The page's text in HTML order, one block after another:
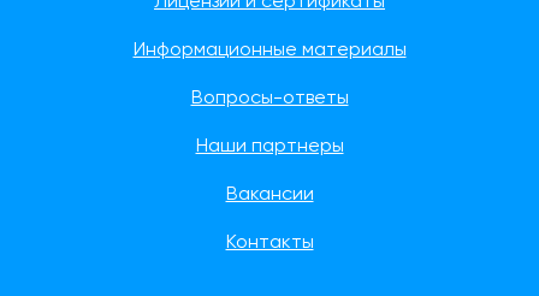
Информационные материалы
Вопросы-ответы
Наши партнеры
Вакансии
Контакты